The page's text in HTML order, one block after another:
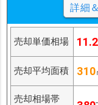
詳細
売却単価相場 11.2
売却平均面積 310
売却相場帯